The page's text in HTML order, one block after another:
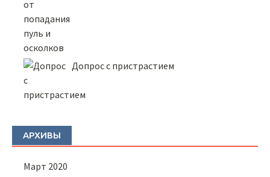
Допрос с пристрастием
АРХИВЫ
Март 2020